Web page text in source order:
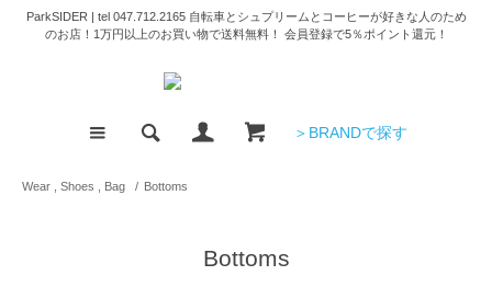
ParkSIDER | tel 047.712.2165 自転車とシュプリームとコーヒーが好きな人のため
のお店！1万円以上のお買い物で送料無料！ 会員登録で5％ポイント還元！
＞BRANDで探す
Wear , Shoes , Bag / Bottoms
Bottoms